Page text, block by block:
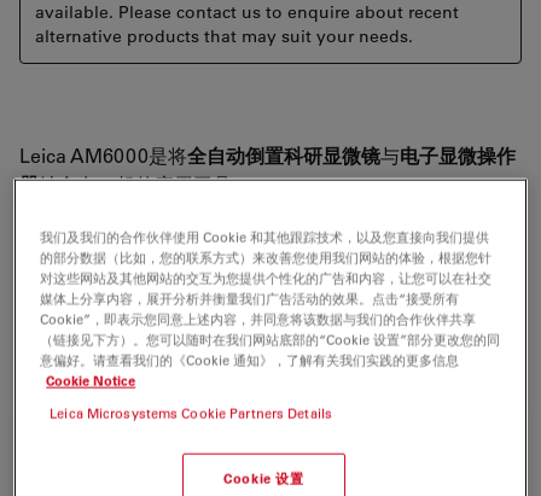
available. Please contact us to enquire about recent
alternative products that may suit your needs.
Leica AM6000是将全自动倒置科研显微镜与电子显微操作
器结合在一起的应用工具。
显微镜和显微操作器的所有功能均由统一的中心单元控制，
避免了各种系统组件之间的切换，使操作更加便捷。
由此带来的结果是操作更加安全、减少了系统振动，节省了
常规工作和培训的时间。
我们及我们的合作伙伴使用 Cookie 和其他跟踪技术，以及您直接向我们提供
的部分数据（比如，您的联系方式）来改善您使用我们网站的体验，根据您针
对这些网站及其他网站的交互为您提供个性化的广告和内容，让您可以在社交
媒体上分享内容，展开分析并衡量我们广告活动的效果。点击“接受所有
Cookie”，即表示您同意上述内容，并同意将该数据与我们的合作伙伴共享
（链接见下方）。您可以随时在我们网站底部的“Cookie 设置”部分更改您的同
意偏好。请查看我们的《Cookie 通知》，了解有关我们实践的更多信息
Cookie Notice
Leica Microsystems Cookie Partners Details
Cookie 设置